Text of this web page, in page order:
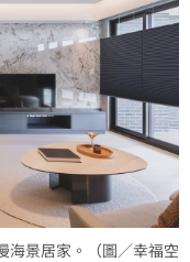
景居家。（圖／幸福空